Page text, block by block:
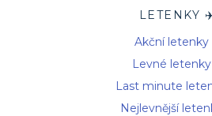
LETENKY
Akční letenky
Levné letenky
Last minute
Nejlevnější